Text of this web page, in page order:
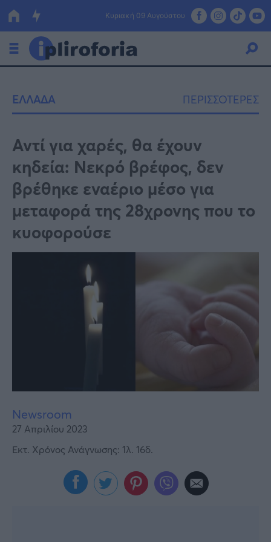
Κυριακή 09 Αυγούστου
Οικονομία
Πολιτική
Τράπεζες
Επιδοτήσεις
ΕΣΠΑ
Κόσμος
Lifestyle
Αθλητικά
ΕΛΛΑΔΑ ΠΕΡΙΣΣΟΤΕΡΕΣ
Αντί για χαρές, θα έχουν
κηδεία: Νεκρό βρέφος, δεν
βρέθηκε εναέριο μέσο για
μεταφορά της 28χρονης που το
κυοφορούσε
Newsroom
27 Απριλίου 2023
Εκτ. Χρόνος Ανάγνωσης: 1λ. 16δ.